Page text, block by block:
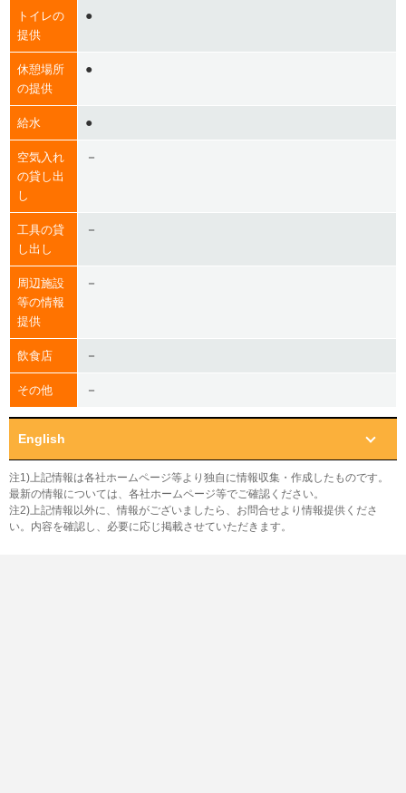
トイレの
提供
●
休憩場所
の提供
●
給水 ●
空気入れ
の貸し出
し
－
工具の貸
し出し
－
周辺施設
等の情報
提供
－
飲食店 －
その他 －
English
注1)上記情報は各社ホームページ等より独自に情報収集・作成したものです。
最新の情報については、各社ホームページ等でご確認ください。
注2)上記情報以外に、情報がございましたら、お問合せより情報提供くださ
い。内容を確認し、必要に応じ掲載させていただきます。